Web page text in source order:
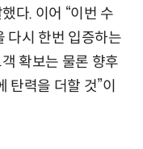
다. 이어 “이번 수
다시 한번 입증하는
확보는 물론 향후
탄력을 더할 것”이